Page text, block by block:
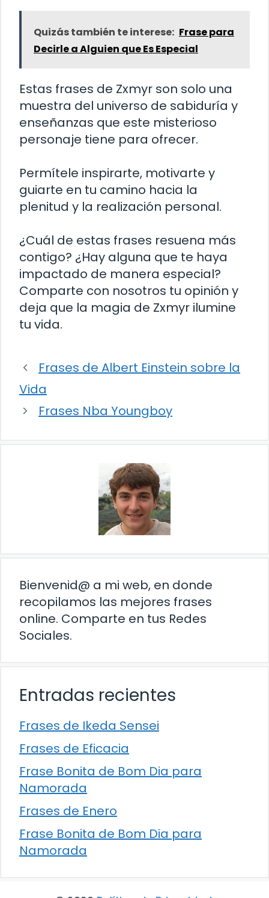
Quizás también te interese: Frase para
Decirle a Alguien que Es Especial
Estas frases de Zxmyr son solo una
muestra del universo de sabiduría y
enseñanzas que este misterioso
personaje tiene para ofrecer.
Permítele inspirarte, motivarte y
guiarte en tu camino hacia la
plenitud y la realización personal.
¿Cuál de estas frases resuena más
contigo? ¿Hay alguna que te haya
impactado de manera especial?
Comparte con nosotros tu opinión y
deja que la magia de Zxmyr ilumine
tu vida.
Frases de Albert Einstein sobre la
Vida
Frases Nba Youngboy
Bienvenid@ a mi web, en donde
recopilamos las mejores frases
online. Comparte en tus Redes
Sociales.
Entradas recientes
Frases de Ikeda Sensei
Frases de Eficacia
Frase Bonita de Bom Dia para
Namorada
Frases de Enero
Frase Bonita de Bom Dia para
Namorada